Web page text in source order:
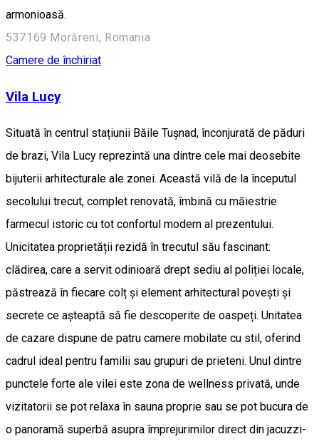
armonioasă.
537169 Morăreni, Romania
Camere de închiriat
Vila Lucy
Situată în centrul stațiunii Băile Tușnad, înconjurată de păduri
de brazi, Vila Lucy reprezintă una dintre cele mai deosebite
bijuterii arhitecturale ale zonei. Această vilă de la începutul
secolului trecut, complet renovată, îmbină cu măiestrie
farmecul istoric cu tot confortul modern al prezentului.
Unicitatea proprietății rezidă în trecutul său fascinant:
clădirea, care a servit odinioară drept sediu al poliției locale,
păstrează în fiecare colț și element arhitectural povești și
secrete ce așteaptă să fie descoperite de oaspeți. Unitatea
de cazare dispune de patru camere mobilate cu stil, oferind
cadrul ideal pentru familii sau grupuri de prieteni. Unul dintre
punctele forte ale vilei este zona de wellness privată, unde
vizitatorii se pot relaxa în sauna proprie sau se pot bucura de
o panoramă superbă asupra împrejurimilor direct din jacuzzi-